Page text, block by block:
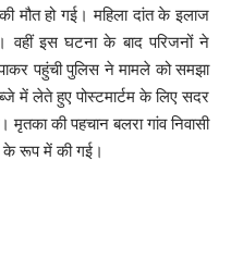
मौत हो गई। महिला दांत के इलाज
वहीं इस घटना के बाद परिजनों ने
पहुंची पुलिस ने मामले को समझा
में लेते हुए पोस्टमार्टम के लिए सदर
की पहचान बलरा गांव निवासी
के रूप में की गई।